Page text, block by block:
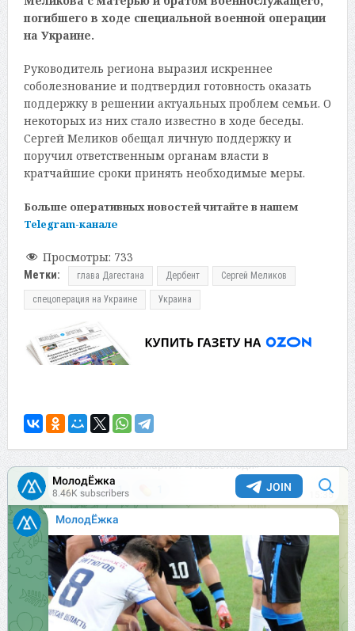
погибшего в ходе специальной военной операции
на Украине.
Руководитель региона выразил искреннее
соболезнование и подтвердил готовность оказать
поддержку в решении актуальных проблем семьи. О
некоторых из них стало известно в ходе беседы.
Сергей Меликов обещал личную поддержку и
поручил ответственным органам власти в
кратчайшие сроки принять необходимые меры.
Больше оперативных новостей читайте в нашем
Telegram-канале
Просмотры: 733
Метки: глава Дагестана Дербент Сергей Меликов
спецоперация на Украине Украина